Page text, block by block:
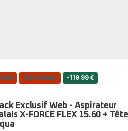
Top Ventes -119,99 €
Exclusif Web - Aspirateur
X-FORCE FLEX 15.60 + Tête